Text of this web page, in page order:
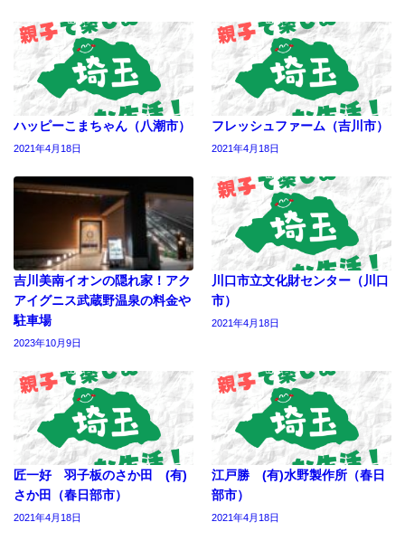
ハッピーこまちゃん（八潮市）
2021年4月18日
フレッシュファーム（吉川市）
2021年4月18日
吉川美南イオンの隠れ家！アク
アイグニス武蔵野温泉の料金や
駐車場
2023年10月9日
川口市立文化財センター（川口
市）
2021年4月18日
匠一好 羽子板のさか田 (有)
さか田（春日部市）
2021年4月18日
江戸勝 (有)水野製作所（春日
部市）
2021年4月18日